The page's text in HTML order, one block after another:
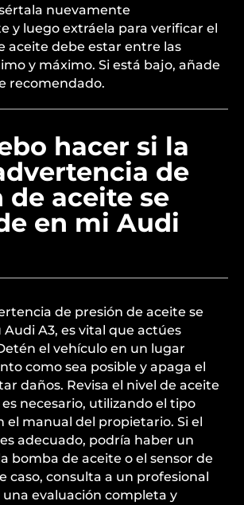
nuevamente
y luego extráela para verificar el
aceite debe estar entre las
y máximo. Si está bajo, añade
recomendado.
hacer si la
de
de aceite se
en mi Audi
de presión de aceite se
A3, es vital que actúes
el vehículo en un lugar
como sea posible y apaga el
daños. Revisa el nivel de aceite
necesario, utilizando el tipo
el manual del propietario. Si el
adecuado, podría haber un
bomba de aceite o el sensor de
caso, consulta a un profesional
evaluación completa y